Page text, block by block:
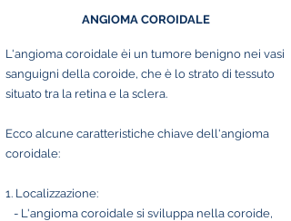
ANGIOMA COROIDALE
L'angioma coroidale èi un tumore benigno nei vasi
sanguigni della coroide, che è lo strato di tessuto
situato tra la retina e la sclera.
Ecco alcune caratteristiche chiave dell'angioma
coroidale:
1. Localizzazione:
- L'angioma coroidale si sviluppa nella coroide,